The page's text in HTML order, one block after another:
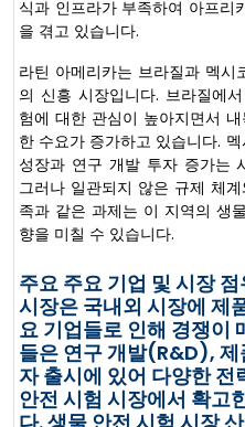
식과 인프라가 부족하여 아프리
을 겪고 있습니다.
라틴 아메리카는 브라질과 멕
의 신흥 시장입니다. 브라질에
험에 대한 관심이 높아지면서
한 수요가 증가하고 있습니다.
성장과 연구 개발 투자 증가는
그러나 일관되지 않은 규제 체
족과 같은 과제는 이 지역의 생
향을 미칠 수 있습니다.
주요 주요 기업 및 시장
시장은 국내외 시장에 제
요 기업들로 인해 경쟁이
들은 연구 개발(R&D),
자 출시에 있어 다양한
안전 시험 시장에서 확고